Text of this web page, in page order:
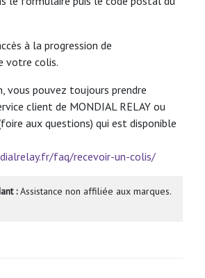
à la progression de
votre colis.
vous pouvez toujours prendre
client de MONDIAL RELAY ou
aux questions) qui est disponible
faq/recevoir-un-colis/
:Assistance non affiliée aux marques.